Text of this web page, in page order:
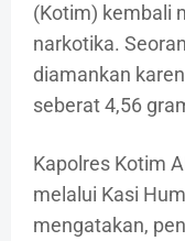
(Kotim) kembali
narkotika.
diamankan
seberat 4,56
Kapolres Kotim
melalui Kasi
mengatakan,